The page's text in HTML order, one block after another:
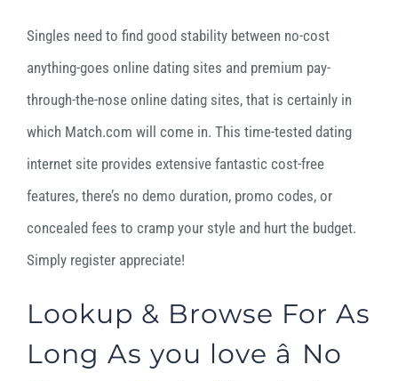
Singles need to find good stability between no-cost
anything-goes online dating sites and premium pay-
through-the-nose online dating sites, that is certainly in
which Match.com will come in. This time-tested dating
internet site provides extensive fantastic cost-free
features, there’s no demo duration, promo codes, or
concealed fees to cramp your style and hurt the budget.
Simply register appreciate!
Lookup & Browse For As
Long As you love â No